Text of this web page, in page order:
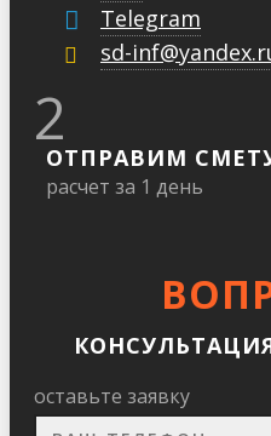
Telegram
sd-
2
ОТПРАВИМ
расчет за 1 день
оставьте заявку